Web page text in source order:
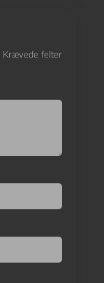
Krævede felter